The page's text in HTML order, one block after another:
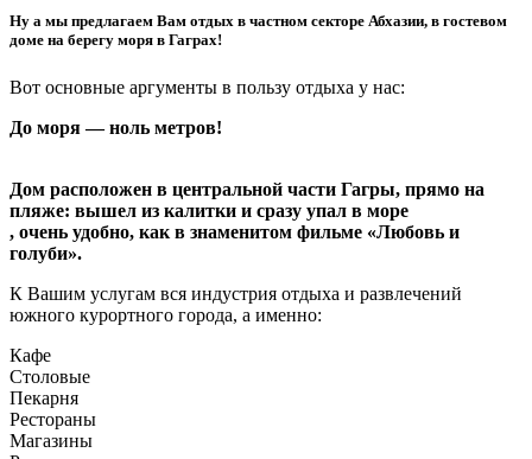
Ну а мы предлагаем Вам отдых в частном секторе Абхазии, в гостевом
доме на берегу моря в Гаграх!
Вот основные аргументы в пользу отдыха у нас:
До моря — ноль метров!
Дом расположен в центральной части Гагры, прямо на
пляже: вышел из калитки и сразу упал в море
, очень удобно, как в знаменитом фильме «Любовь и
голуби».
К Вашим услугам вся индустрия отдыха и развлечений
южного курортного города, а именно:
Кафе
Столовые
Пекарня
Рестораны
Магазины